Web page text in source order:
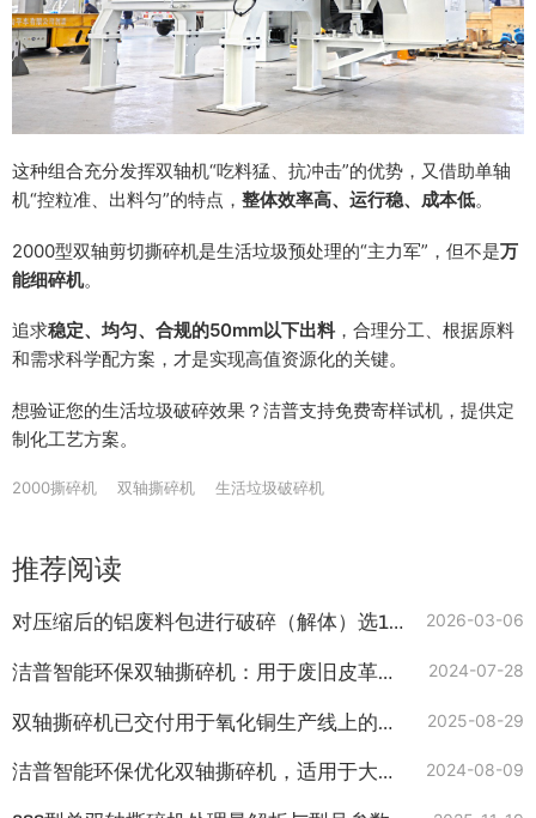
这种组合充分发挥双轴机“吃料猛、抗冲击”的优势，又借助单轴
机“控粒准、出料匀”的特点， 整体效率高、运行稳、成本低。
2000型双轴剪切撕碎机是生活垃圾预处理的“主力军”，但不是万
能细碎机。
追求稳定、均匀、合规的50mm以下出料 ，合理分工、根据原料
和需求科学配方案，才是实现高值资源化的关键。
想验证您的生活垃圾破碎效果？洁普支持免费寄样试机，提供定
制化工艺方案。
2000撕碎机 双轴撕碎机 生活垃圾破碎机
推荐阅读
对压缩后的铝废料包进行破碎（解体）选1200型及以上规格的重型双轴撕碎机 2026-03-06
洁普智能环保双轴撕碎机：用于废旧皮革撕碎回收能源 2024-07-28
双轴撕碎机已交付用于氧化铜生产线上的铜板加工 2025-08-29
洁普智能环保优化双轴撕碎机，适用于大件垃圾 2024-08-09